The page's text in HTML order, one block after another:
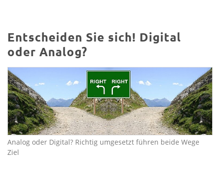
Entscheiden Sie sich! Digital
oder Analog?
Analog oder Digital? Richtig umgesetzt führen beide Wege
Ziel